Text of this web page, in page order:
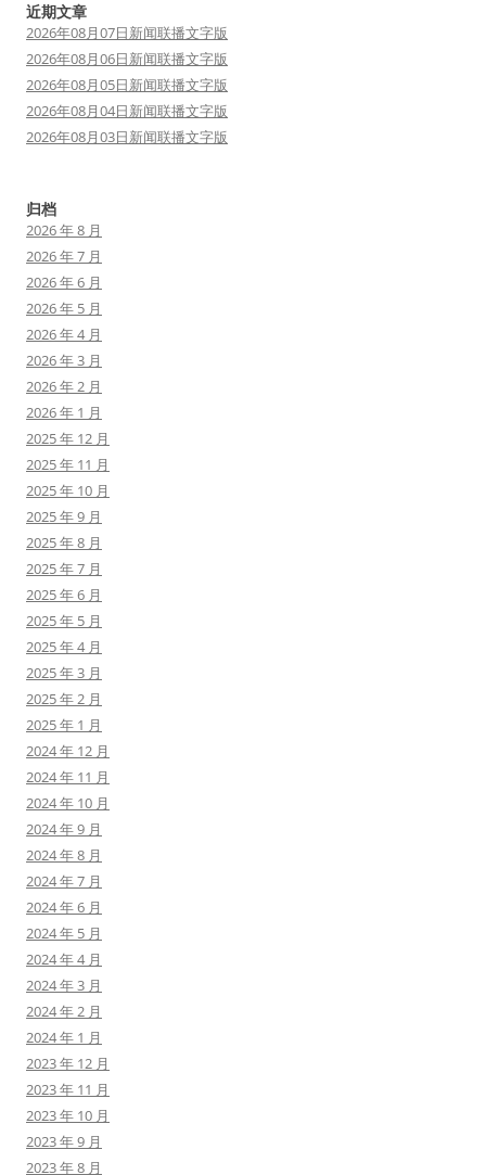
近期文章
2026年08月07日新闻联播文字版
2026年08月06日新闻联播文字版
2026年08月05日新闻联播文字版
2026年08月04日新闻联播文字版
2026年08月03日新闻联播文字版
归档
2026 年 8 月
2026 年 7 月
2026 年 6 月
2026 年 5 月
2026 年 4 月
2026 年 3 月
2026 年 2 月
2026 年 1 月
2025 年 12 月
2025 年 11 月
2025 年 10 月
2025 年 9 月
2025 年 8 月
2025 年 7 月
2025 年 6 月
2025 年 5 月
2025 年 4 月
2025 年 3 月
2025 年 2 月
2025 年 1 月
2024 年 12 月
2024 年 11 月
2024 年 10 月
2024 年 9 月
2024 年 8 月
2024 年 7 月
2024 年 6 月
2024 年 5 月
2024 年 4 月
2024 年 3 月
2024 年 2 月
2024 年 1 月
2023 年 12 月
2023 年 11 月
2023 年 10 月
2023 年 9 月
2023 年 8 月